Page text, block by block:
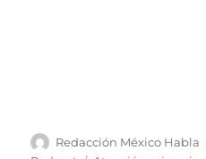
A
Redacción México Habla